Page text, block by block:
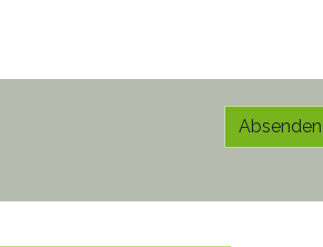
Absenden